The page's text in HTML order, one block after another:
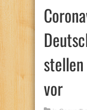
vor